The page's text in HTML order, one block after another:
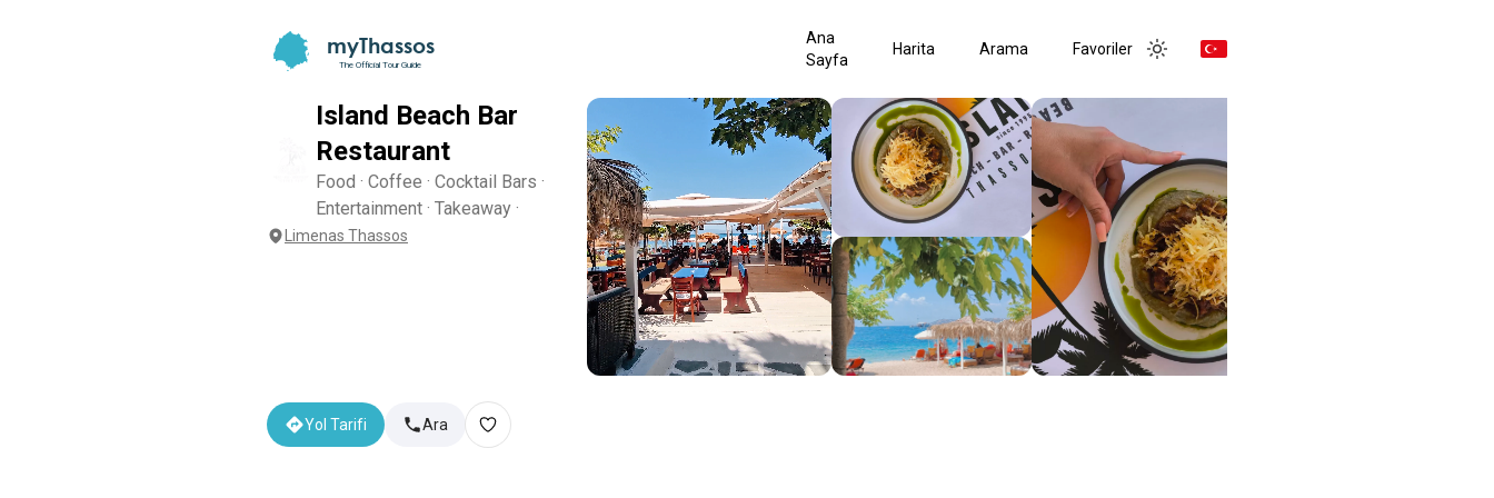
myThassos
The Official Tour Guide
Ana
Sayfa
Harita Arama
Favoriler
Island Beach Bar
Restaurant
Food · Coffee · Cocktail Bars ·
Entertainment · Takeaway ·
Limenas Thassos
Yol Tarifi Ara